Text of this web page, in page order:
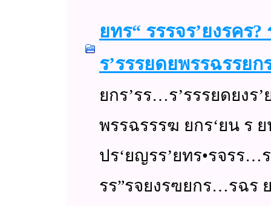
ยทร“ รรรจร’ยงรคร
ร’รรรยดยพรรฉรรย
ยกร’รร…ร’รรรยดยง
พรรฉรรรฆ ยกร‘ยน ร
ปร‘ยญรร’ยทร•รจรร…ร’
รร”รจยงรฃยกร…รฉร ย